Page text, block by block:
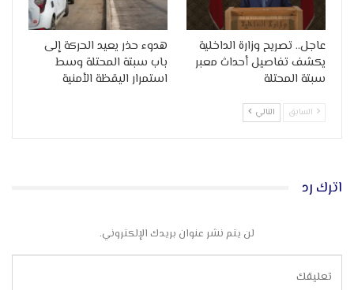
عاجل.. تصريح وزارة الداخلية
يكشف تفاصيل أحداث معبر
سبتة المحتلة
هدوء حذر يعيد الحركة إلى
باب سبتة المحتلة وسط
استمرار اليقظة الأمنية
السابق التالي
اترك رد
لن يتم نشر عنوان بريدك الإلكتروني.